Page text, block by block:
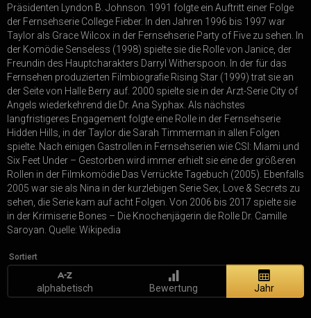
Präsidenten Lyndon B. Johnson. 1991 folgte ein Auftritt einer Folge
der Fernsehserie College Fieber. In den Jahren 1996 bis 1997 war
Taylor als Grace Wilcox in der Fernsehserie Party of Five zu sehen. In
der Komödie Senseless (1998) spielte sie die Rolle von Janice, der
Freundin des Hauptcharakters Darryl Witherspoon. In der für das
Fernsehen produzierten Filmbiografie Rising Star (1999) trat sie an
der Seite von Halle Berry auf. 2000 spielte sie in der Arzt-Serie City of
Angels wiederkehrend die Dr. Ana Syphax. Als nächstes
langfristigeres Engagement folgte eine Rolle in der Fernsehserie
Hidden Hills, in der Taylor die Sarah Timmerman in allen Folgen
spielte. Nach einigen Gastrollen in Fernsehserien wie CSI: Miami und
Six Feet Under – Gestorben wird immer erhielt sie eine der größeren
Rollen in der Filmkomödie Das Verrückte Tagebuch (2005). Ebenfalls
2005 war sie als Nina in der kurzlebigen Serie Sex, Love & Secrets zu
sehen, die Serie kam auf acht Folgen. Von 2006 bis 2017 spielte sie
in der Krimiserie Bones – Die Knochenjägerin die Rolle Dr. Camille
Saroyan. Quelle: Wikipedia
Sortiert
alphabetisch Bewertung Jahr